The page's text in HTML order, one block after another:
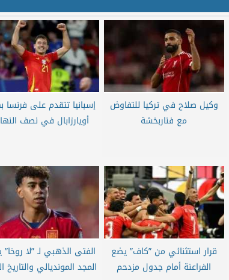
وكيل صلاح في تركيا للتفاوض
مع فناربخشة
إسبانيا تتقدم على
أويارزابال في نصف
قرار استثنائي من ”كاف” يضع
الفراعنة أمام جدول مزدحم
الفتى الذهبي لـ ”لا روخا”
المجد المونديالي والتاريخ